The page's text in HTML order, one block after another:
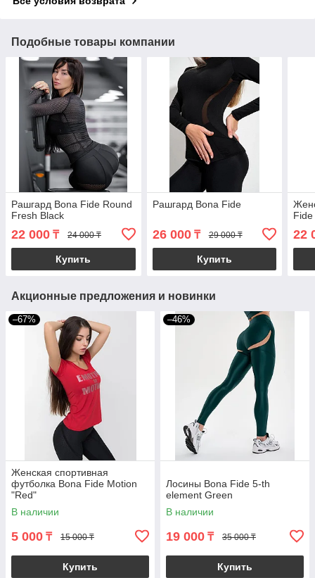
Подобные товары компании
Рашгард Bona Fide Round
Fresh Black
22 000 ₸ 24 000 ₸
Купить
Рашгард Bona Fide
26 000₸ 29 000 ₸
Купить
22
Акционные предложения и новинки
–67%
Женская спортивная
футболка Bona Fide Motion
"Red"
В наличии
5 000 ₸ 15 000 ₸
Купить
–46%
Лосины Bona Fide 5-th
element Green
В наличии
19 000 ₸ 35 000 ₸
Купить